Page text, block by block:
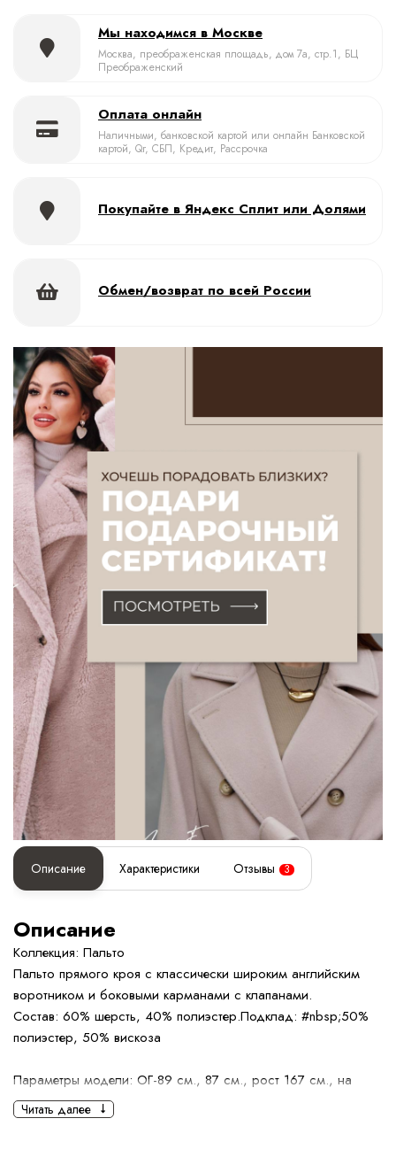
Мы находимся в Москве
Москва, преображенская площадь, дом 7а, стр.1, БЦ
Преображенский
Оплата онлайн
Наличными, банковской картой или онлайн Банковской
картой, Qr, СБП, Кредит, Рассрочка
Покупайте в Яндекс Сплит или Долями
Обмен/возврат по всей России
Описание Характеристики Отзывы 3
Описание
Коллекция: Пальто
Пальто прямого кроя с классически широким английским
воротником и боковыми карманами с клапанами.
Состав: 60% шерсть, 40% полиэстер.Подклад: #nbsp;50%
полиэстер, 50% вискоза
Параметры модели: ОГ-89 см., 87 см., рост 167 см., на
модели размер 42
Читать далее